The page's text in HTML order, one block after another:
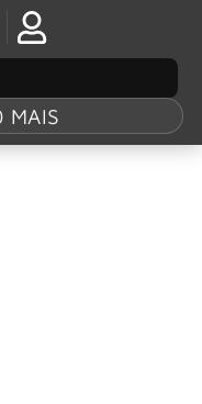
MAIS